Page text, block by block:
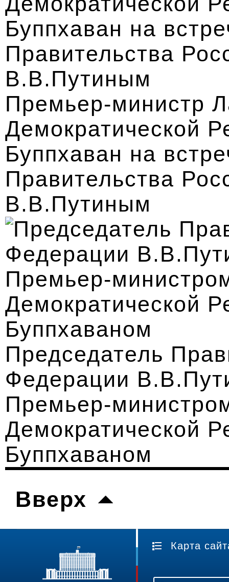
Премьер-министр
Демократической
Буппхаван на
Правительства
В.В.Путиным
Председатель
Федерации
Премьер-
Демократической
Буппхаваном
Вверх
Карта